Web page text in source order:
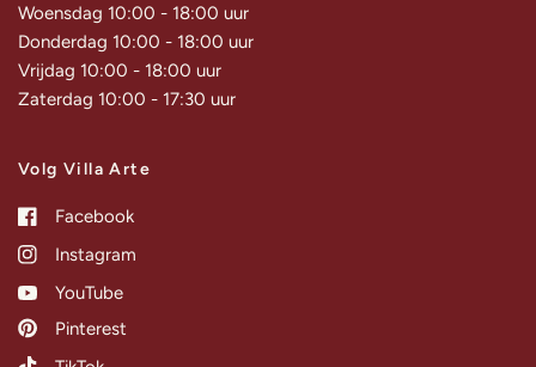
Woensdag 10:00 - 18:00 uur
Donderdag 10:00 - 18:00 uur
Vrijdag 10:00 - 18:00 uur
Zaterdag 10:00 - 17:30 uur
Volg Villa Arte
Facebook
Instagram
YouTube
Pinterest